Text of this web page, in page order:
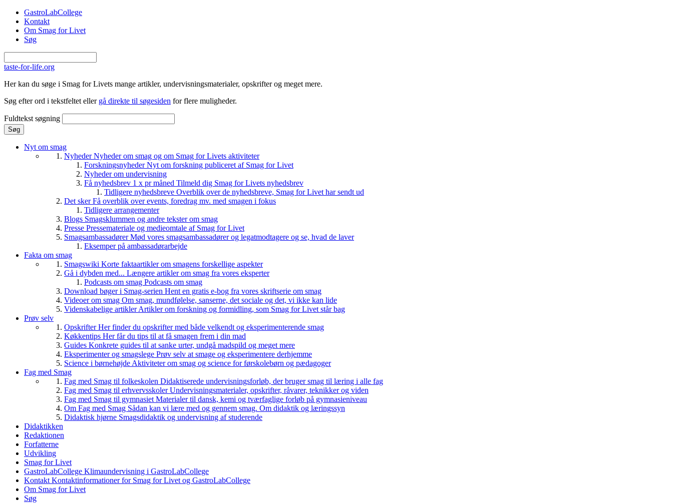
Gå til hovedindhold
GastroLabCollege
Kontakt
Om Smag for Livet
Søg
taste-for-life.org
Her kan du søge i Smag for Livets mange artikler, undervisningsmaterialer, opskrifter og meget mere.
Søg efter ord i tekstfeltet eller gå direkte til søgesiden for flere muligheder.
Fuldtekst søgning
Nyt om smag
NyhederNyheder om smag og om Smag for Livets aktiviteter
ForskningsnyhederNyt om forskning publiceret af Smag for Livet
Nyheder om undervisning
Få nyhedsbrev 1 x pr måned Tilmeld dig Smag for Livets nyhedsbrev
Tidligere nyhedsbreve Overblik over de nyhedsbreve, Smag for Livet har sendt ud
Det skerFå overblik over events, foredrag mv. med smagen i fokus
Tidligere arrangementer
Blogs Smagsklummen og andre tekster om smag
Presse Pressemateriale og medieomtale af Smag for Livet
SmagsambassadørerMød vores smagsambassadører og legatmodtagere og se, hvad de laver
Eksemper på ambassadørarbejde
Fakta om smag
Smagswiki Korte faktaartikler om smagens forskellige aspekter
Gå i dybden med... Længere artikler om smag fra vores eksperter
Podcasts om smag Podcasts om smag
Download bøger i Smag-serien Hent en gratis e-bog fra vores skriftserie om smag
Videoer om smag Om smag, mundfølelse, sanserne, det sociale og det, vi ikke kan lide
Videnskabelige artiklerArtikler om forskning og formidling, som Smag for Livet står bag
Prøv selv
OpskrifterHer finder du opskrifter med både velkendt og eksperimenterende smag
Køkkentips Her får du tips til at få smagen frem i din mad
Guides Konkrete guides til at sanke urter, undgå madspild og meget mere
Eksperimenter og smagslege Prøv selv at smage og eksperimentere derhjemme
Science i børnehøjde Aktiviteter om smag og science for førskolebørn og pædagoger
Fag med Smag
Fag med Smag til folkeskolen Didaktiserede undervisningsforløb, der bruger smag til læring i alle fag
Fag med Smag til erhvervsskolerUndervisningsmaterialer, opskrifter, råvarer, teknikker og viden
Fag med Smag til gymnasiet Materialer til dansk, kemi og tværfaglige forløb på gymnasieniveau
Om Fag med Smag Sådan kan vi lære med og gennem smag. Om didaktik og læringssyn
Didaktisk hjørne Smagsdidaktik og undervisning af studerende
Didaktikken
Redaktionen
Forfatterne
Udvikling
Smag for Livet
GastroLabCollege Klimaundervisning i GastroLabCollege
Kontakt Kontaktinformationer for Smag for Livet og GastroLabCollege
Om Smag for Livet
Søg